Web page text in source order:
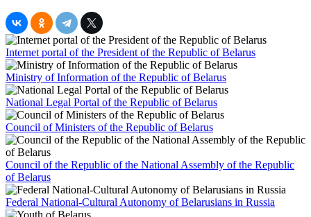
Internet portal of the President of the Republic of Belarus
Ministry of Information of the Republic of Belarus
National Legal Portal of the Republic of Belarus
Council of Ministers of the Republic of Belarus
Council of the Republic of the National Assembly of the Republic
of Belarus
Federal National-Cultural Autonomy of Belarusians in Russia